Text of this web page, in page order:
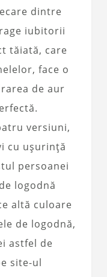
dintre
iubitorii
tăiată, care
face o
de aur
versiuni,
cu ușurință
persoanei
logodnă
altă culoare
de logodnă,
astfel de
site-ul